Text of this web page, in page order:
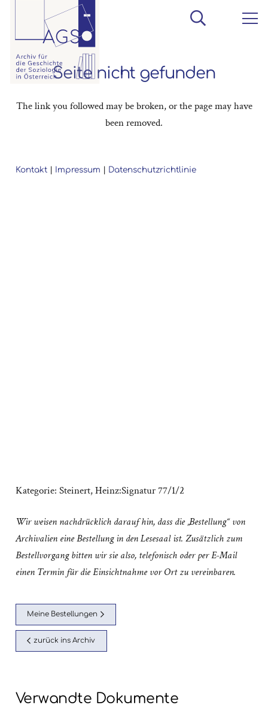
Kategorie: Steinert, Heinz:Signatur 77/1/2
Wir weisen nachdrücklich darauf hin, dass die „Bestellung“ von
Archivalien eine Bestellung in den Lesesaal ist. Zusätzlich zum
Bestellvorgang bitten wir sie also, telefonisch oder per E-Mail
einen Termin für die Einsichtnahme vor Ort zu vereinbaren.
Meine Bestellungen
zurück ins Archiv
Verwandte Dokumente